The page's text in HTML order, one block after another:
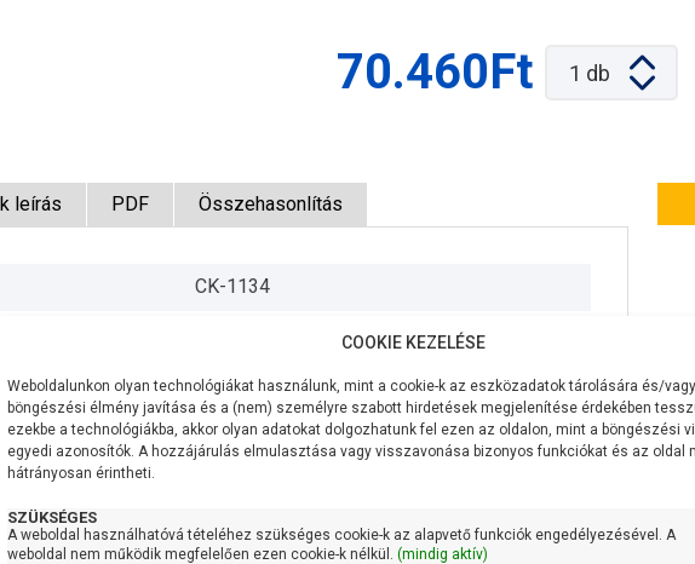
70.460Ft 1 db
leírás PDF Összehasonlítás
CK-1134
550W
50 liter/perc
8 méter
COOKIE KEZELÉSE
Weboldalunkon olyan technológiákat használunk, mint a cookie-k az eszközadatok tárolására és/
böngészési élmény javítása és a (nem) személyre szabott hirdetések megjelenítése érdekében
ezekbe a technológiákba, akkor olyan adatokat dolgozhatunk fel ezen az oldalon, mint a böngészési
egyedi azonosítók. A hozzájárulás elmulasztása vagy visszavonása bizonyos funkciókat és az oldal
hátrányosan érintheti.
SZÜKSÉGES
A weboldal használhatóvá tételéhez szükséges cookie-k az alapvető funkciók engedélyezésével. A
weboldal nem működik megfelelően ezen cookie-k nélkül. (mindig aktív)